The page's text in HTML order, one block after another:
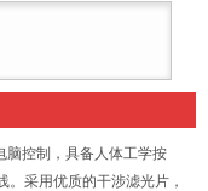
脑控制，具备人体工学按
采用优质的干涉滤光片，